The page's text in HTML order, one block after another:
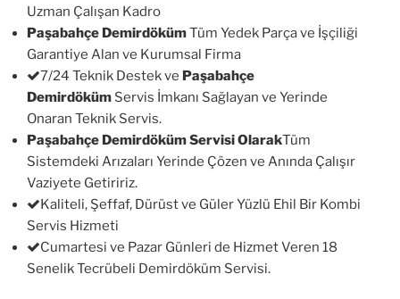
Uzman Çalışan Kadro
Paşabahçe DemirdökümTüm Yedek Parça ve İşçiliği
Garantiye Alan ve Kurumsal Firma
7/24 Teknik Destek ve Paşabahçe
Demirdöküm Servis İmkanı Sağlayan ve Yerinde
Onaran Teknik Servis.
Paşabahçe Demirdöküm Servisi OlarakTüm
Sistemdeki Arızaları Yerinde Çözen ve Anında Çalışır
Vaziyete Getiririz.
Kaliteli, Şeffaf, Dürüst ve Güler Yüzlü Ehil Bir Kombi
Servis Hizmeti
Cumartesi ve Pazar Günleri de Hizmet Veren 18
Senelik Tecrübeli Demirdöküm Servisi.